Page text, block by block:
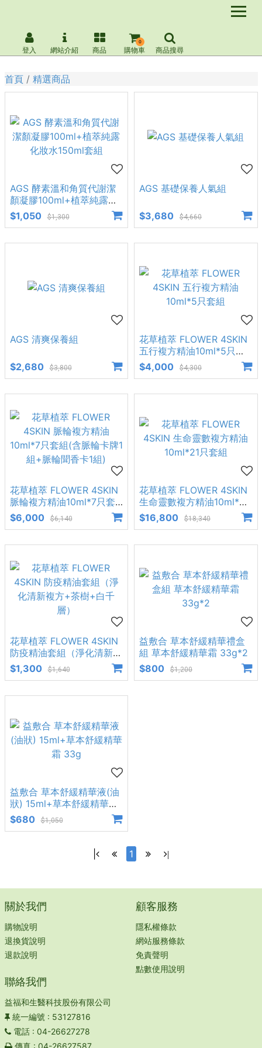
登入 網站介紹 商品 購物車
0
商品搜尋
首頁 精選商品
AGS 酵素溫和角質代謝潔
顏凝膠100ml+植萃純露化
妝水150ml套組
$1,050 $1,300
AGS 基礎保養人氣組
$3,680 $4,660
AGS 清爽保養組
$2,680 $3,800
花草植萃 FLOWER 4SKIN
五行複方精油10ml*5只套
組
$4,000 $4,300
花草植萃 FLOWER 4SKIN
脈輪複方精油10ml*7只套
組(含脈輪卡牌1組+脈輪聞
香卡1組)
$6,000 $6,140
花草植萃 FLOWER 4SKIN
生命靈數複方精油10ml*21
只套組
$16,800 $18,340
花草植萃 FLOWER 4SKIN
防疫精油套組（淨化清新複
方+茶樹+白千層）
$1,300 $1,640
益敷合 草本舒緩精華禮盒
組 草本舒緩精華霜 33g*2
$800
$1,200
益敷合 草本舒緩精華液(油
狀) 15ml+草本舒緩精華霜
33g
$680 $1,050
1 |
關於我們
購物說明
退換貨說明
退款說明
顧客服務
隱私權條款
網站服務條款
免責聲明
點數使用說明
聯絡我們
益福和生醫科技股份有限公司
統一編號 : 53127816
電話: 04-26627278
傳真 : 04-26627587